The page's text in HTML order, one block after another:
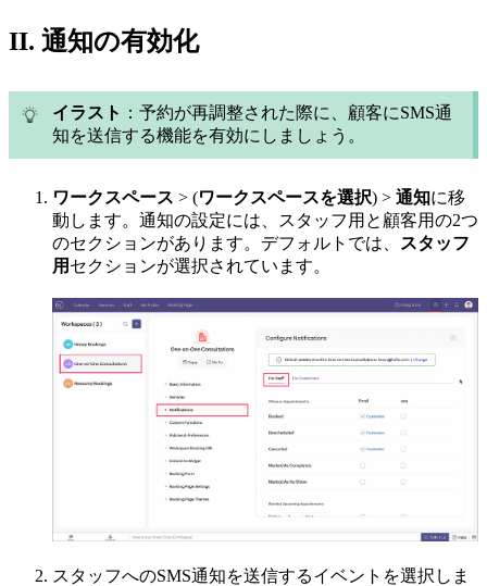
II. 通知の有効化
イラスト ：予約が再調整された際に、顧客にSMS通
知を送信する機能を有効にしましょう。
ワークスペース > (ワークスペースを選択) > 通知に移
動します。通知の設定には、スタッフ用と顧客用の2つ
のセクションがあります。デフォルトでは、
スタッフ
用 セクションが選択されています。
スタッフへのSMS通知を送信するイベントを選択しま